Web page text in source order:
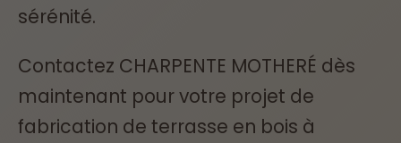
sérénité.
Contactez CHARPENTE MOTHERÉ dès
maintenant pour votre projet de
fabrication de terrasse en bois à